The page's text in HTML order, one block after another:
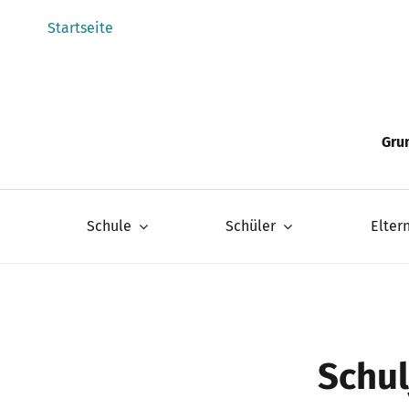
Startseite
Schule Schüler Eltern